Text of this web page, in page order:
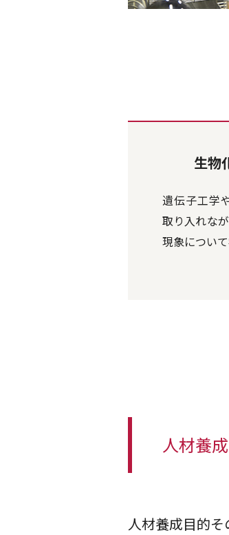
生物
遺伝子工学
取り入れな
現象につい
人材養
人材養成目的